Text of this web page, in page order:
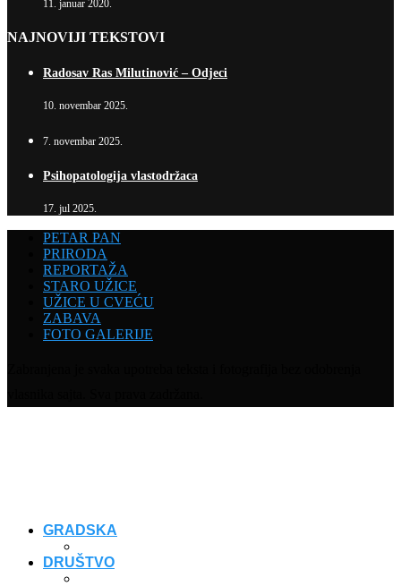
11. januar 2020.
NAJNOVIJI TEKSTOVI
Radosav Ras Milutinović – Odjeci
10. novembar 2025.
7. novembar 2025.
Psihopatologija vlastodržaca
17. jul 2025.
PETAR PAN
PRIRODA
REPORTAŽA
STARO UŽICE
UŽICE U CVEĆU
ZABAVA
FOTO GALERIJE
GRADSKA
DRUŠTVO